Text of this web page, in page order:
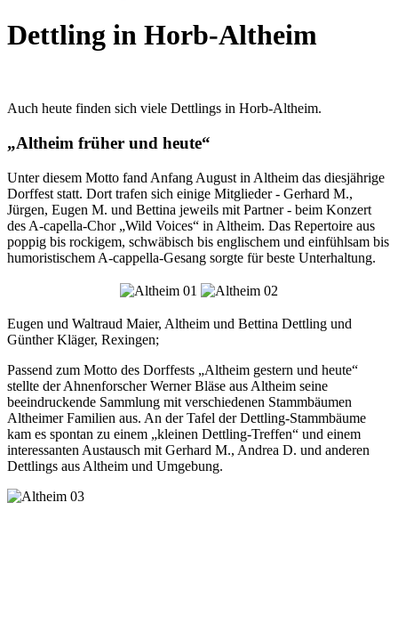
Dettling in Horb-Altheim
Auch heute finden sich viele Dettlings in Horb-Altheim.
„Altheim früher und heute“
Unter diesem Motto fand Anfang August in Altheim das diesjährige
Dorffest statt. Dort trafen sich einige Mitglieder - Gerhard M.,
Jürgen, Eugen M. und Bettina jeweils mit Partner - beim Konzert
des A-capella-Chor „Wild Voices“ in Altheim. Das Repertoire aus
poppig bis rockigem, schwäbisch bis englischem und einfühlsam bis
humoristischem A-cappella-Gesang sorgte für beste Unterhaltung.
Eugen und Waltraud Maier, Altheim und Bettina Dettling und
Günther Kläger, Rexingen;
Passend zum Motto des Dorffests „Altheim gestern und heute“
stellte der Ahnenforscher Werner Bläse aus Altheim seine
beeindruckende Sammlung mit verschiedenen Stammbäumen
Altheimer Familien aus. An der Tafel der Dettling-Stammbäume
kam es spontan zu einem „kleinen Dettling-Treffen“ und einem
interessanten Austausch mit Gerhard M., Andrea D. und anderen
Dettlings aus Altheim und Umgebung.